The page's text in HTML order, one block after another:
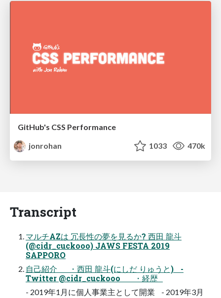
GitHub's CSS Performance
jonrohan
1033 470k
Transcript
マルチAZは 冗長性の夢を見るか? 西田 龍斗
(@cidr_cuckooo) JAWS FESTA 2019
SAPPORO
自己紹介 ・西田 龍斗(にしだ りゅうと) -
Twitter @cidr_cuckooo ・経歴
- 2019年1月に個人事業主として開業 - 2019年3月